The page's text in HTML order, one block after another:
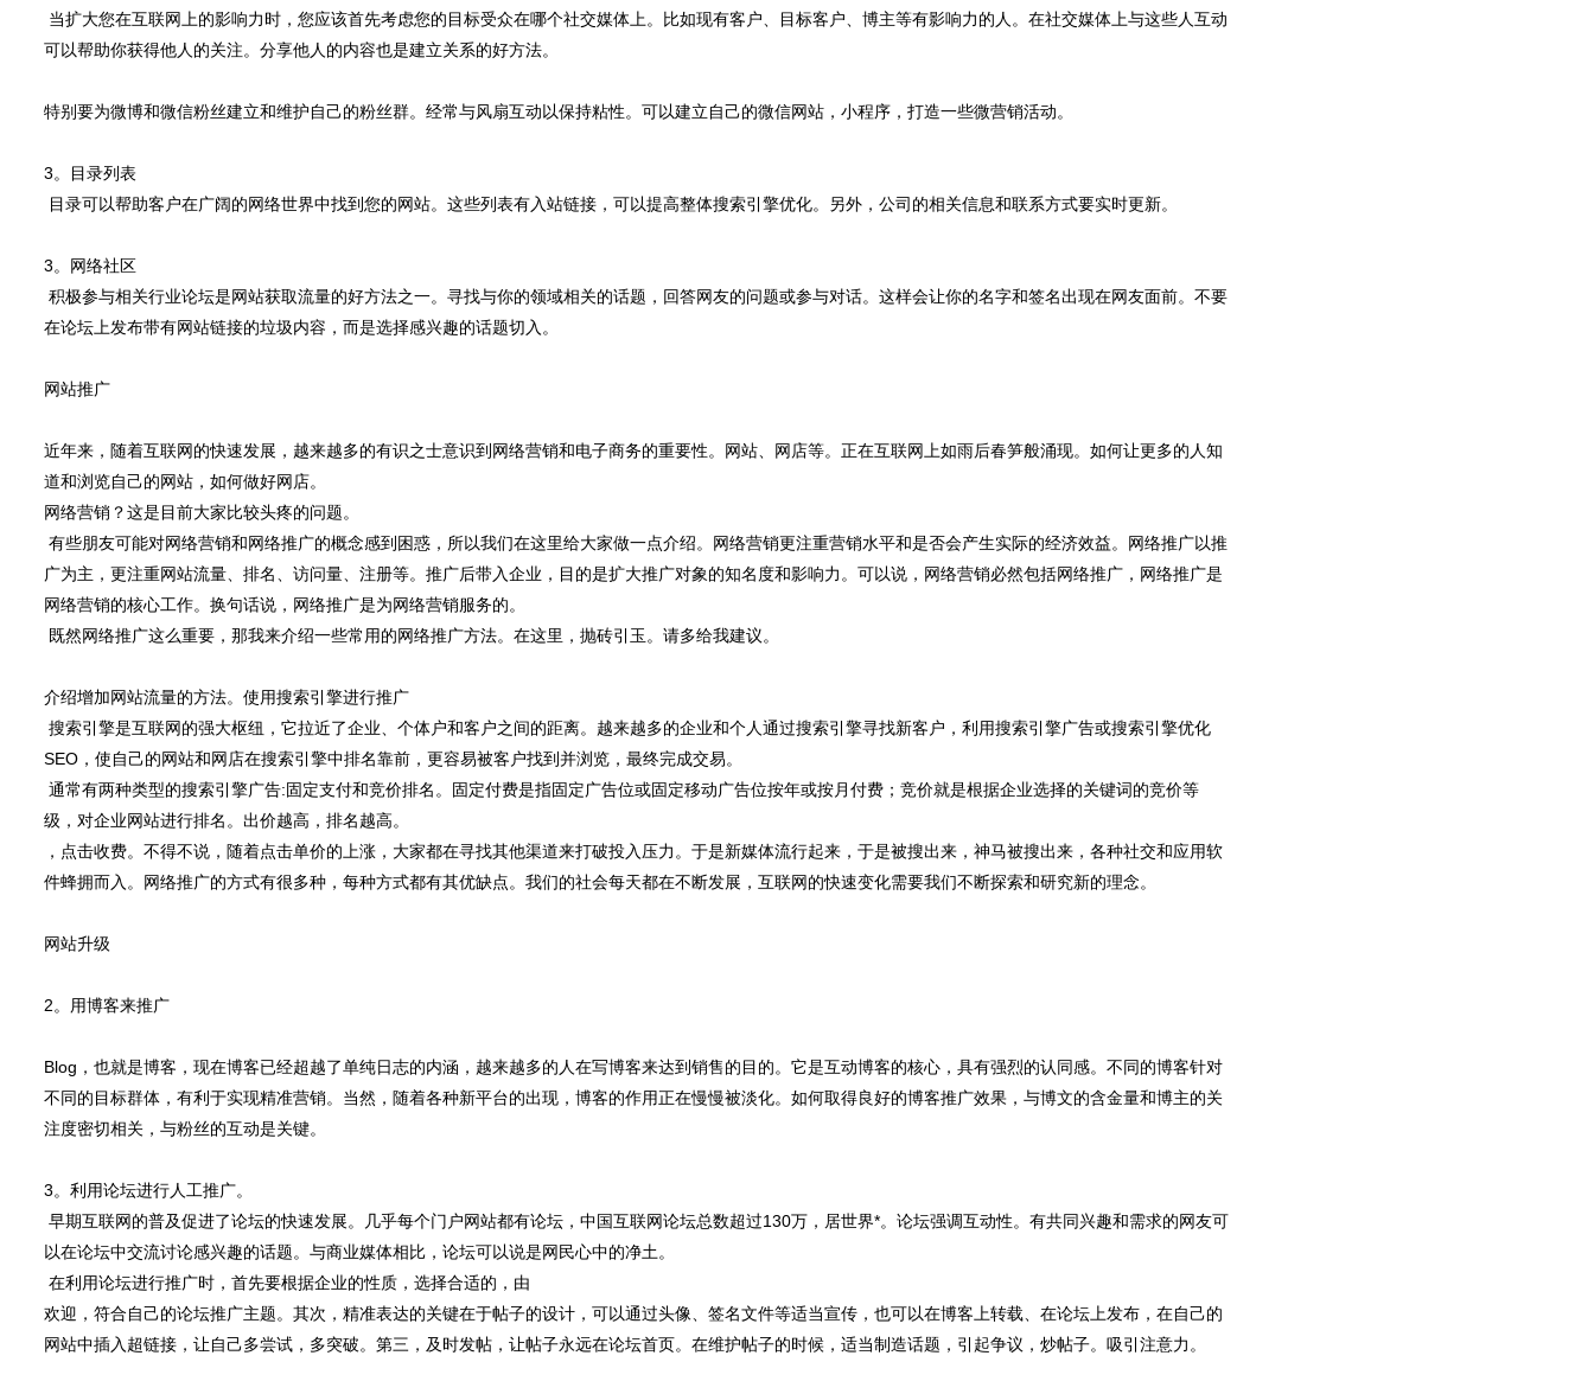
当扩大您在互联网上的影响力时，您应该首先考虑您的目标受众在哪个社交媒体上。比如现有客户、目标客户、博主等有影响力的人。在社交媒体上与这些人互动
可以帮助你获得他人的关注。分享他人的内容也是建立关系的好方法。
特别要为微博和微信粉丝建立和维护自己的粉丝群。经常与风扇互动以保持粘性。可以建立自己的微信网站，小程序，打造一些微营销活动。
3。目录列表
目录可以帮助客户在广阔的网络世界中找到您的网站。这些列表有入站链接，可以提高整体搜索引擎优化。另外，公司的相关信息和联系方式要实时更新。
3。网络社区
积极参与相关行业论坛是网站获取流量的好方法之一。寻找与你的领域相关的话题，回答网友的问题或参与对话。这样会让你的名字和签名出现在网友面前。不要
在论坛上发布带有网站链接的垃圾内容，而是选择感兴趣的话题切入。
网站推广
近年来，随着互联网的快速发展，越来越多的有识之士意识到网络营销和电子商务的重要性。网站、网店等。正在互联网上如雨后春笋般涌现。如何让更多的人知
道和浏览自己的网站，如何做好网店。
网络营销？这是目前大家比较头疼的问题。
有些朋友可能对网络营销和网络推广的概念感到困惑，所以我们在这里给大家做一点介绍。网络营销更注重营销水平和是否会产生实际的经济效益。网络推广以推
广为主，更注重网站流量、排名、访问量、注册等。推广后带入企业，目的是扩大推广对象的知名度和影响力。可以说，网络营销必然包括网络推广，网络推广是
网络营销的核心工作。换句话说，网络推广是为网络营销服务的。
既然网络推广这么重要，那我来介绍一些常用的网络推广方法。在这里，抛砖引玉。请多给我建议。
介绍增加网站流量的方法。使用搜索引擎进行推广
搜索引擎是互联网的强大枢纽，它拉近了企业、个体户和客户之间的距离。越来越多的企业和个人通过搜索引擎寻找新客户，利用搜索引擎广告或搜索引擎优化
SEO，使自己的网站和网店在搜索引擎中排名靠前，更容易被客户找到并浏览，最终完成交易。
通常有两种类型的搜索引擎广告:固定支付和竞价排名。固定付费是指固定广告位或固定移动广告位按年或按月付费；竞价就是根据企业选择的关键词的竞价等
级，对企业网站进行排名。出价越高，排名越高。
，点击收费。不得不说，随着点击单价的上涨，大家都在寻找其他渠道来打破投入压力。于是新媒体流行起来，于是被搜出来，神马被搜出来，各种社交和应用软
件蜂拥而入。网络推广的方式有很多种，每种方式都有其优缺点。我们的社会每天都在不断发展，互联网的快速变化需要我们不断探索和研究新的理念。
网站升级
2。用博客来推广
Blog，也就是博客，现在博客已经超越了单纯日志的内涵，越来越多的人在写博客来达到销售的目的。它是互动博客的核心，具有强烈的认同感。不同的博客针对
不同的目标群体，有利于实现精准营销。当然，随着各种新平台的出现，博客的作用正在慢慢被淡化。如何取得良好的博客推广效果，与博文的含金量和博主的关
注度密切相关，与粉丝的互动是关键。
3。利用论坛进行人工推广。
早期互联网的普及促进了论坛的快速发展。几乎每个门户网站都有论坛，中国互联网论坛总数超过130万，居世界*。论坛强调互动性。有共同兴趣和需求的网友可
以在论坛中交流讨论感兴趣的话题。与商业媒体相比，论坛可以说是网民心中的净土。
在利用论坛进行推广时，首先要根据企业的性质，选择合适的，由
欢迎，符合自己的论坛推广主题。其次，精准表达的关键在于帖子的设计，可以通过头像、签名文件等适当宣传，也可以在博客上转载、在论坛上发布，在自己的
网站中插入超链接，让自己多尝试，多突破。第三，及时发帖，让帖子永远在论坛首页。在维护帖子的时候，适当制造话题，引起争议，炒帖子。吸引注意力。